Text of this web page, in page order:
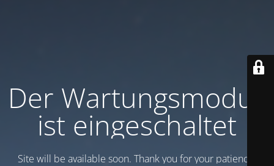
Der Wartungsmodus
ist eingeschaltet
Site will be available soon. Thank you for your patience!